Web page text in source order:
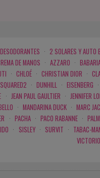
· 2 SOLARES Y AUTO
DE MANOS · AZZARO ·
· CHLOÉ · CHRISTIAN DIOR ·
· DUNHILL · EISENBERG ·
· JEAN PAUL GAULTIER · JENNIFER
· MANDARINA DUCK · MARC
· PACHA · PACO RABANNE ·
· SISLEY · SURVIT · TABAC-